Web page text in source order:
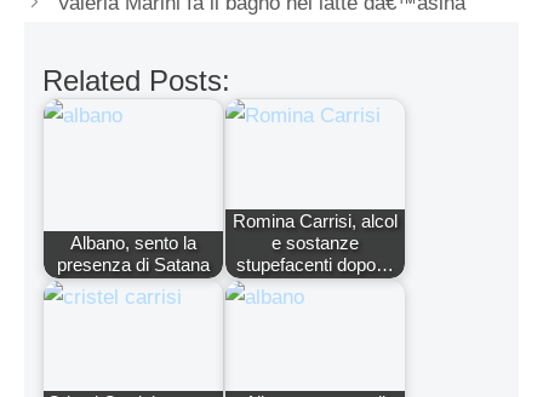
Related Posts:
Albano, sento la
presenza di Satana
Romina Carrisi, alcol
e sostanze
stupefacenti dopo…